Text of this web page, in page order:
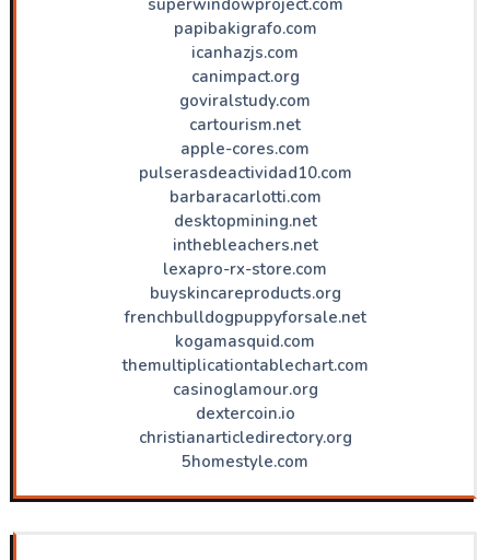
papibakigrafo.com
icanhazjs.com
canimpact.org
goviralstudy.com
cartourism.net
apple-cores.com
pulserasdeactividad10.com
barbaracarlotti.com
desktopmining.net
inthebleachers.net
lexapro-rx-store.com
buyskincareproducts.org
frenchbulldogpuppyforsale.net
kogamasquid.com
themultiplicationtablechart.com
casinoglamour.org
dextercoin.io
christianarticledirectory.org
5homestyle.com